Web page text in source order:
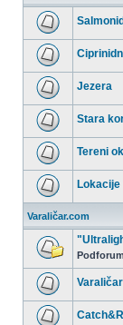
Nema
nepročitanih
postova
Nema
nepročitanih
postova
Nema
nepročitanih
postova
Jezera
Nema
nepročitanih
postova
Stara
Nema
nepročitanih
postova
Tereni
Nema
postova
Varaličar.com
postova
Nema
nepročitanih
postova